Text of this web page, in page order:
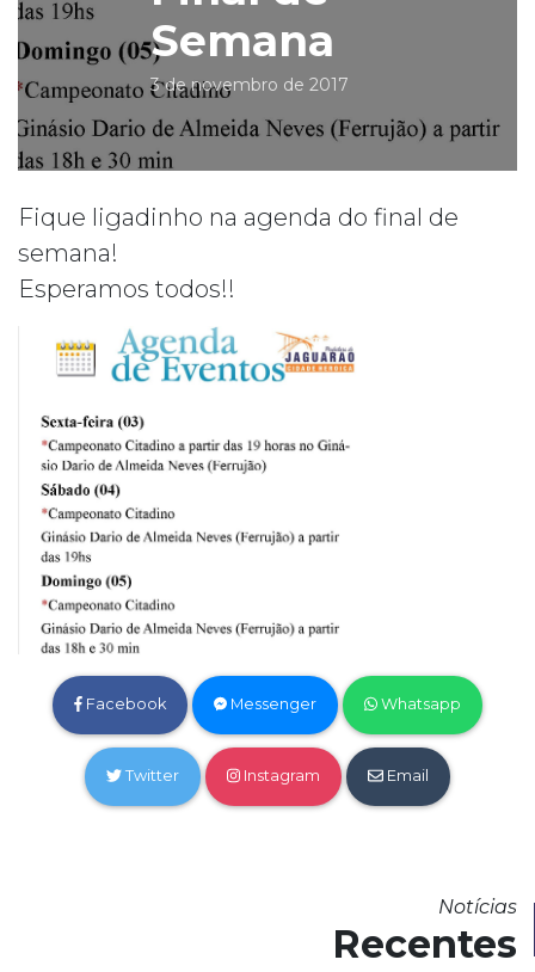
Semana
3 de novembro de 2017
Fique ligadinho na agenda do final de
semana!
Esperamos todos!!
Facebook Messenger Whatsapp
Twitter Instagram Email
Notícias
Recentes